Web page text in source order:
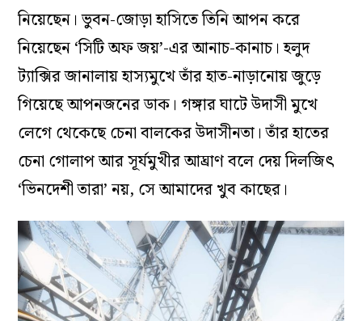
নিয়েছেন। ভুবন-জোড়া হাসিতে তিনি আপন করে
নিয়েছেন ‘সিটি অফ জয়’-এর আনাচ-কানাচ। হলুদ
ট্যাক্সির জানালায় হাস্যমুখে তাঁর হাত-নাড়ানোয় জুড়ে
গিয়েছে আপনজনের ডাক। গঙ্গার ঘাটে উদাসী মুখে
লেগে থেকেছে চেনা বালকের উদাসীনতা। তাঁর হাতের
চেনা গোলাপ আর সূর্যমুখীর আঘ্রাণ বলে দেয় দিলজিৎ
‘ভিনদেশী তারা’ নয়, সে আমাদের খুব কাছের।